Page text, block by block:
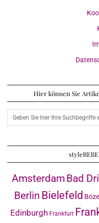
Hier können Sie
Amsterdam Bad
Berlin Bielefeld
Edinburgh Frankfurt